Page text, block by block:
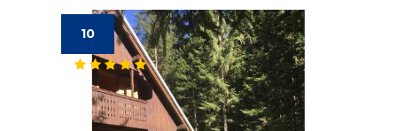
10